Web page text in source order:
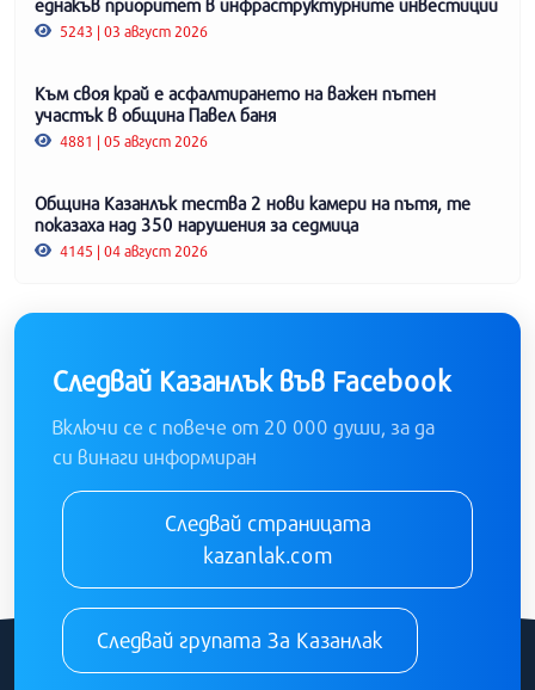
5243 | 03 август 2026
Към своя край е асфалтирането на важен пътен
участък в община Павел баня
4881 | 05 август 2026
Община Казанлък тества 2 нови камери на пътя, те
показаха над 350 нарушения за седмица
4145 | 04 август 2026
Следвай Казанлък във Facebook
Включи се с повече от 20 000 души, за да
си винаги информиран
Следвай страницата
kazanlak.com
Следвай групата За Казанлак